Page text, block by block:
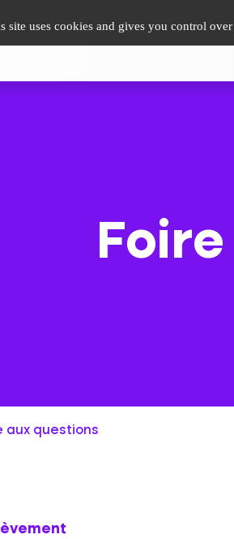
aux questions
site uses cookies and gives you control